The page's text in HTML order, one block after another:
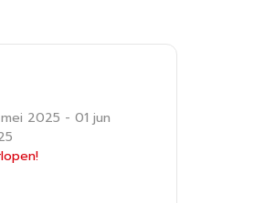
2025 - 01 jun